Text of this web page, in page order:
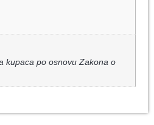
kupaca po osnovu Zakona o